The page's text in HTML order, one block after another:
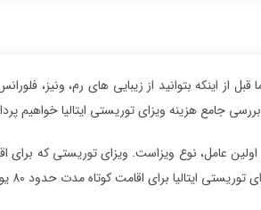
از اینکه بتوانید از زیبایی های رم، ونیز،
جامع هزینه ویزای توریستی ایتالیا خواهیم
عامل، نوع ویزاست. ویزای توریستی که برای
ایتالیا برای اقامت کوتاه مدت حدود 80 یورو است.